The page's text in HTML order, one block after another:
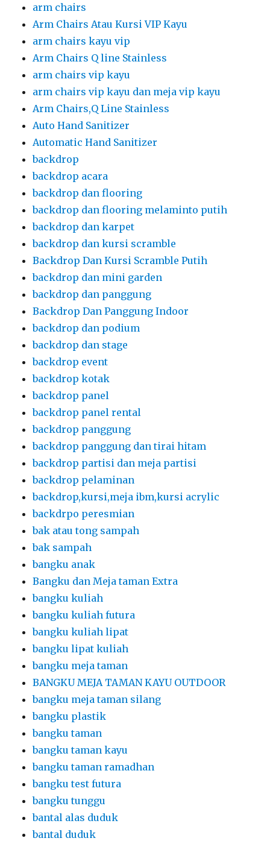
arm chairs
Arm Chairs Atau Kursi VIP Kayu
arm chairs kayu vip
Arm Chairs Q line Stainless
arm chairs vip kayu
arm chairs vip kayu dan meja vip kayu
Arm Chairs,Q Line Stainless
Auto Hand Sanitizer
Automatic Hand Sanitizer
backdrop
backdrop acara
backdrop dan flooring
backdrop dan flooring melaminto putih
backdrop dan karpet
backdrop dan kursi scramble
Backdrop Dan Kursi Scramble Putih
backdrop dan mini garden
backdrop dan panggung
Backdrop Dan Panggung Indoor
backdrop dan podium
backdrop dan stage
backdrop event
backdrop kotak
backdrop panel
backdrop panel rental
backdrop panggung
backdrop panggung dan tirai hitam
backdrop partisi dan meja partisi
backdrop pelaminan
backdrop,kursi,meja ibm,kursi acrylic
backdrpo peresmian
bak atau tong sampah
bak sampah
bangku anak
Bangku dan Meja taman Extra
bangku kuliah
bangku kuliah futura
bangku kuliah lipat
bangku lipat kuliah
bangku meja taman
BANGKU MEJA TAMAN KAYU OUTDOOR
bangku meja taman silang
bangku plastik
bangku taman
bangku taman kayu
bangku taman ramadhan
bangku test futura
bangku tunggu
bantal alas duduk
bantal duduk